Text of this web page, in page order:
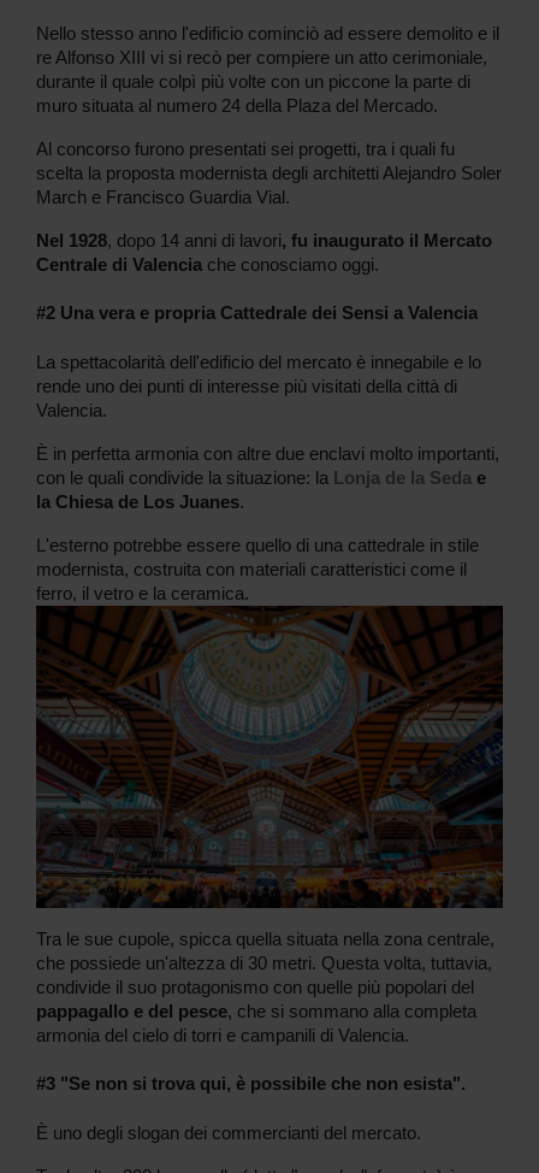
Nello stesso anno l'edificio cominciò ad essere demolito e il
re Alfonso XIII vi si recò per compiere un atto cerimoniale,
durante il quale colpì più volte con un piccone la parte di
muro situata al numero 24 della Plaza del Mercado.
Al concorso furono presentati sei progetti, tra i quali fu
scelta la proposta modernista degli architetti Alejandro Soler
March e Francisco Guardia Vial.
Nel 1928, dopo 14 anni di lavori, fu inaugurato il Mercato
Centrale di Valencia che conosciamo oggi.
#2 Una vera e propria Cattedrale dei Sensi a Valencia
La spettacolarità dell'edificio del mercato è innegabile e lo
rende uno dei punti di interesse più visitati della città di
Valencia.
È in perfetta armonia con altre due enclavi molto importanti,
con le quali condivide la situazione: la
Lonja de la Seda e
la Chiesa de Los Juanes.
L'esterno potrebbe essere quello di una cattedrale in stile
modernista, costruita con materiali caratteristici come il
ferro, il vetro e la ceramica.
Tra le sue cupole, spicca quella situata nella zona centrale,
che possiede un'altezza di 30 metri. Questa volta, tuttavia,
condivide il suo protagonismo con quelle più popolari del
pappagallo e del pesce, che si sommano alla completa
armonia del cielo di torri e campanili di Valencia.
#3 "Se non si trova qui, è possibile che non esista".
È uno degli slogan dei commercianti del mercato.